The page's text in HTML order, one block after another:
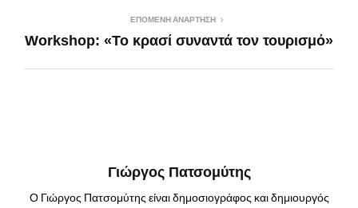
ΕΠΌΜΕΝΗ ΑΝΆΡΤΗΣΗ
Workshop: «To κρασί συναντά τον τουρισμό»
Γιώργος Πατσομύτης
Ο Γιώργος Πατσομύτης είναι δημοσιογράφος και δημιουργός